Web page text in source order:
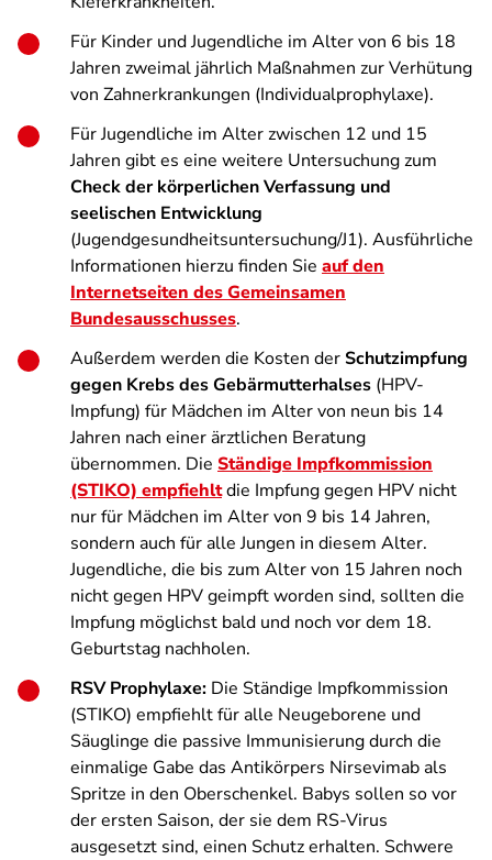
Für Kinder und Jugendliche im Alter von 6 bis 18
Jahren zweimal jährlich Maßnahmen zur Verhütung
von Zahnerkrankungen (Individualprophylaxe).
Für Jugendliche im Alter zwischen 12 und 15
Jahren gibt es eine weitere Untersuchung zum
Check der körperlichen Verfassung und
seelischen Entwicklung
(Jugendgesundheitsuntersuchung/J1). Ausführliche
Informationen hierzu finden Sie auf den
Internetseiten des Gemeinsamen
Bundesausschusses.
Außerdem werden die Kosten derSchutzimpfung
gegen Krebs des Gebärmutterhalses (HPV-
Impfung) für Mädchen im Alter von neun bis 14
Jahren nach einer ärztlichen Beratung
übernommen. Die Ständige Impfkommission
(STIKO) empfiehltdie Impfung gegen HPV nicht
nur für Mädchen im Alter von 9 bis 14 Jahren,
sondern auch für alle Jungen in diesem Alter.
Jugendliche, die bis zum Alter von 15 Jahren noch
nicht gegen HPV geimpft worden sind, sollten die
Impfung möglichst bald und noch vor dem 18.
Geburtstag nachholen.
RSV Prophylaxe: Die Ständige Impfkommission
(STIKO) empfiehlt für alle Neugeborene und
Säuglinge die passive Immunisierung durch die
einmalige Gabe das Antikörpers Nirsevimab als
Spritze in den Oberschenkel. Babys sollen so vor
der ersten Saison, der sie dem RS-Virus
ausgesetzt sind, einen Schutz erhalten. Schwere